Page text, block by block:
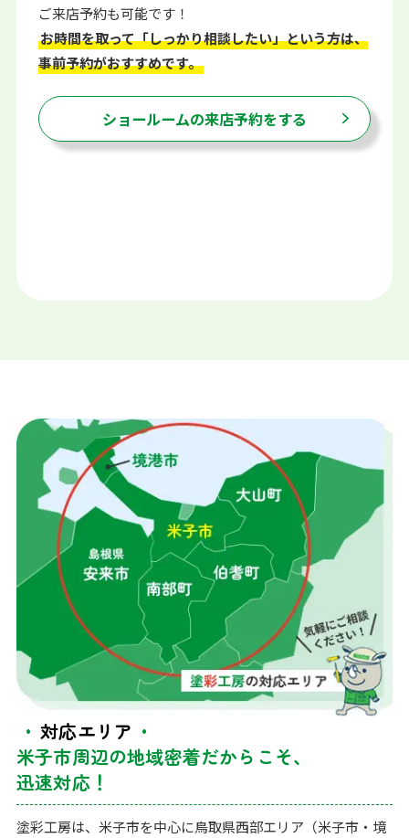
ご来店予約も可能です！
お時間を取って「しっかり相談したい」という方は、
事前予約がおすすめです。
ショールームの来店予約をする
対応エリア
米子市周辺の地域密着だからこそ、
迅速対応！
塗彩工房は、米子市を中心に鳥取県西部エリア（米子市・境